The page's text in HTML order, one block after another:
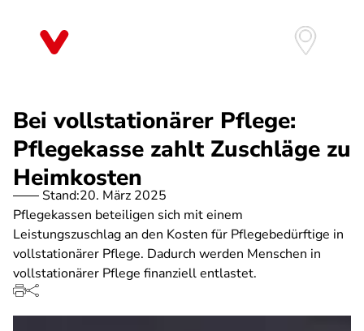
Bei vollstationärer Pflege:
Pflegekasse zahlt Zuschläge zu
Heimkosten
Stand:20. März 2025
Pflegekassen beteiligen sich mit einem
Leistungszuschlag an den Kosten für Pflegebedürftige in
vollstationärer Pflege. Dadurch werden Menschen in
vollstationärer Pflege finanziell entlastet.